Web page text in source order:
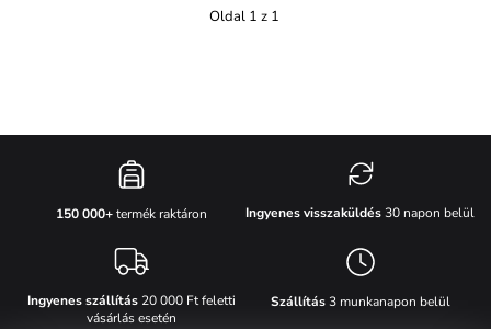
Oldal 1 z 1
150 000+termék raktáron Ingyenes visszaküldés30 napon belül
Ingyenes szállítás20 000 Ft feletti
vásárlás esetén
Szállítás3 munkanapon belül